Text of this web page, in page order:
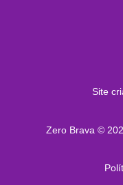
Site
Zero Brava ©